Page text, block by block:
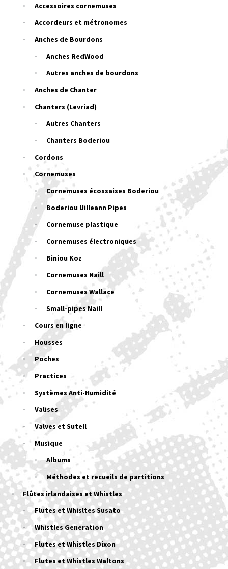
Accessoires cornemuses
Accordeurs et métronomes
Anches de Bourdons
Anches RedWood
Autres anches de bourdons
Anches de Chanter
Chanters (Levriad)
Autres Chanters
Chanters Boderiou
Cordons
Cornemuses
Cornemuses écossaises Boderiou
Boderiou Uilleann Pipes
Cornemuse plastique
Cornemuses électroniques
Biniou Koz
Cornemuses Naill
Cornemuses Wallace
Small-pipes Naill
Cours en ligne
Housses
Poches
Practices
Systèmes Anti-Humidité
Valises
Valves et Sutell
Musique
Albums
Méthodes et recueils de partitions
Flûtes irlandaises et Whistles
Flutes et Whisltes Susato
Whistles Generation
Flutes et Whistles Dixon
Flutes et Whistles Waltons